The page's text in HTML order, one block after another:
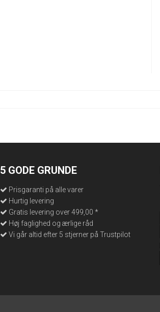
5 GODE GRUNDE
Prisgaranti på alle varer
Hurtig levering
Gratis levering over 499,00 *
Høj faglighed og ærlige råd
Vi går altid efter 5 stjerner på Trustpilot